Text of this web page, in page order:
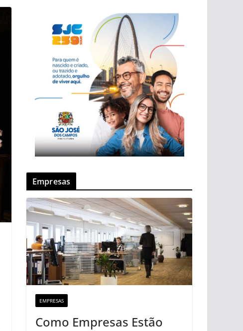
Empresas
EMPRESAS
Como Empresas Estão